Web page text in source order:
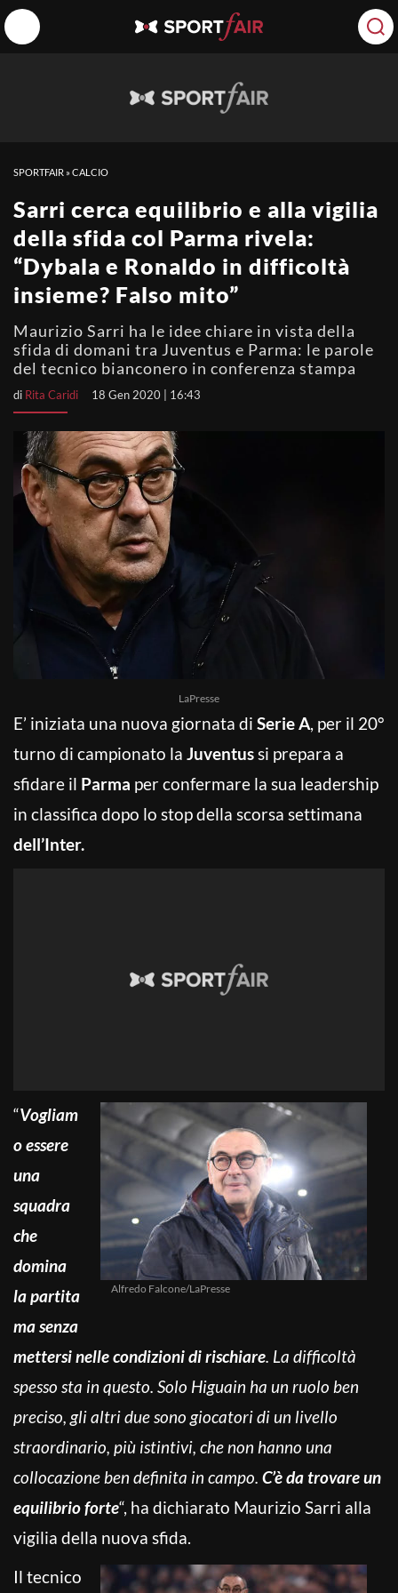
SPORTFAIR »CALCIO
Sarri cerca equilibrio e alla vigilia
della sfida col Parma rivela:
“Dybala e Ronaldo in difficoltà
insieme? Falso mito”
Maurizio Sarri ha le idee chiare in vista della
sfida di domani tra Juventus e Parma: le parole
del tecnico bianconero in conferenza stampa
di Rita Caridi 18 Gen 2020 | 16:43
LaPresse
E’ iniziata una nuova giornata di Serie A, per il 20°
turno di campionato la Juventussi prepara a
sfidare il Parma per confermare la sua leadership
in classifica dopo lo stop della scorsa settimana
dell’Inter.
Alfredo Falcone/LaPresse
“Vogliam
o essere
una
squadra
che
domina
la partita
ma senza
mettersi nelle condizioni di rischiare. La difficoltà
spesso sta in questo. Solo Higuain ha un ruolo ben
preciso, gli altri due sono giocatori di un livello
straordinario, più istintivi, che non hanno una
collocazione ben definita in campo. C’è da trovare un
equilibrio forte“, ha dichiarato Maurizio Sarri alla
vigilia della nuova sfida.
Il tecnico